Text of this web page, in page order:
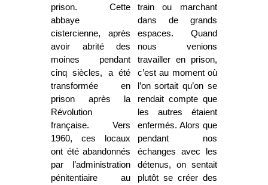
prison. Cette
abbaye
cistercienne, après
avoir abrité des
moines pendant
cinq siècles, a été
transformée en
prison après la
Révolution
française. Vers
1960, ces locaux
ont été abandonnés
par l’administration
pénitentiaire au
train ou marchant
dans de grands
espaces. Quand
nous venions
travailler en prison,
c’est au moment où
l’on sortait qu’on se
rendait compte que
les autres étaient
enfermés. Alors que
pendant nos
échanges avec les
détenus, on sentait
plutôt se créer des